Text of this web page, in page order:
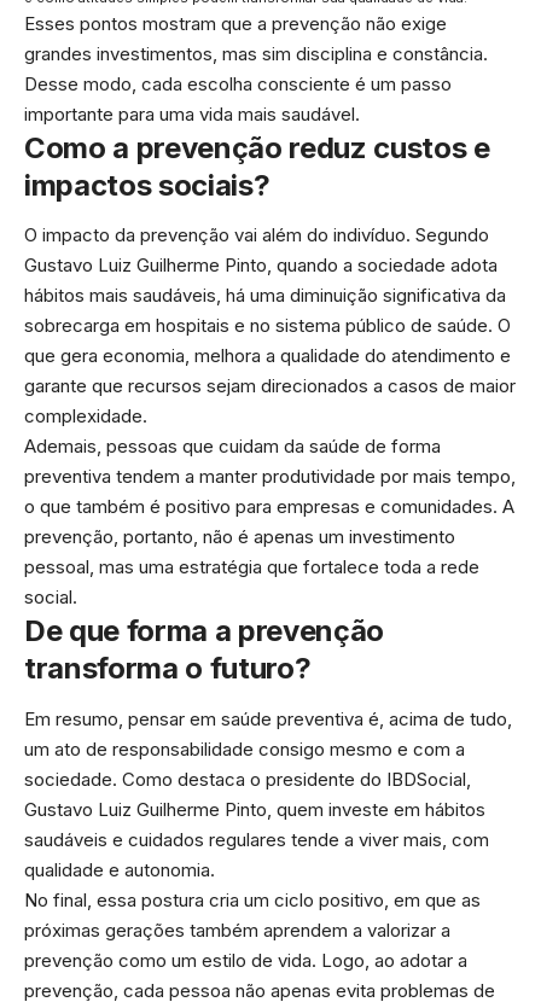
Esses pontos mostram que a prevenção não exige
grandes investimentos, mas sim disciplina e constância.
Desse modo, cada escolha consciente é um passo
importante para uma vida mais saudável.
Como a prevenção reduz custos e
impactos sociais?
O impacto da prevenção vai além do indivíduo. Segundo
Gustavo Luiz Guilherme Pinto, quando a sociedade adota
hábitos mais saudáveis, há uma diminuição significativa da
sobrecarga em hospitais e no sistema público de saúde. O
que gera economia, melhora a qualidade do atendimento e
garante que recursos sejam direcionados a casos de maior
complexidade.
Ademais, pessoas que cuidam da saúde de forma
preventiva tendem a manter produtividade por mais tempo,
o que também é positivo para empresas e comunidades. A
prevenção, portanto, não é apenas um investimento
pessoal, mas uma estratégia que fortalece toda a rede
social.
De que forma a prevenção
transforma o futuro?
Em resumo, pensar em saúde preventiva é, acima de tudo,
um ato de responsabilidade consigo mesmo e com a
sociedade. Como destaca o presidente do IBDSocial,
Gustavo Luiz Guilherme Pinto, quem investe em hábitos
saudáveis e cuidados regulares tende a viver mais, com
qualidade e autonomia.
No final, essa postura cria um ciclo positivo, em que as
próximas gerações também aprendem a valorizar a
prevenção como um estilo de vida. Logo, ao adotar a
prevenção, cada pessoa não apenas evita problemas de